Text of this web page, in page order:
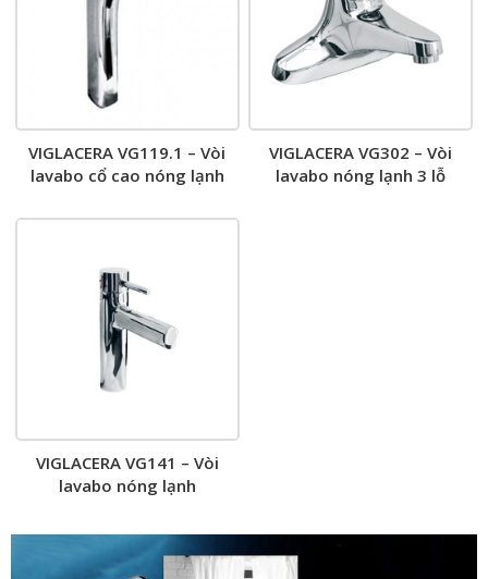
VIGLACERA VG119.1 – Vòi
lavabo cổ cao nóng lạnh
VIGLACERA VG302 – Vòi
lavabo nóng lạnh 3 lỗ
VIGLACERA VG141 – Vòi
lavabo nóng lạnh